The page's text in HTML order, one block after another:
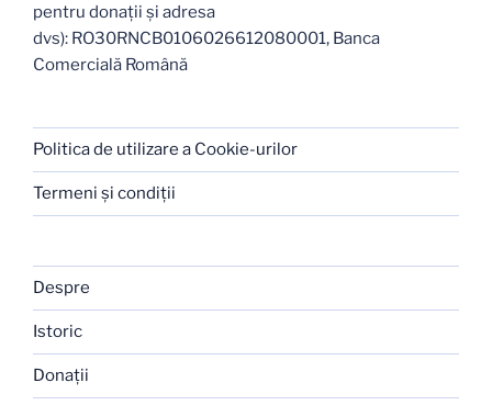
pentru donații și adresa
dvs): RO30RNCB0106026612080001, Banca
Comercială Română
Politica de utilizare a Cookie-urilor
Termeni şi condiţii
Despre
Istoric
Donaţii